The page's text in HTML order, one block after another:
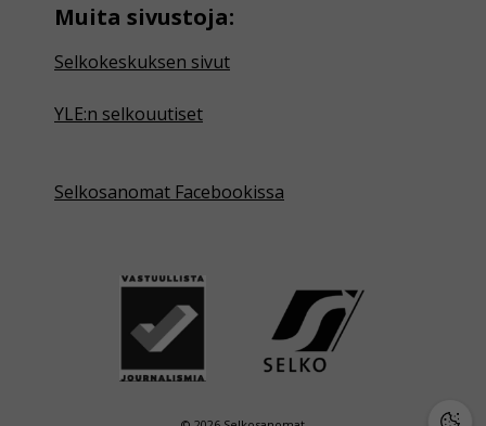
Muita sivustoja:
Selkokeskuksen sivut
YLE:n selkouutiset
Selkosanomat Facebookissa